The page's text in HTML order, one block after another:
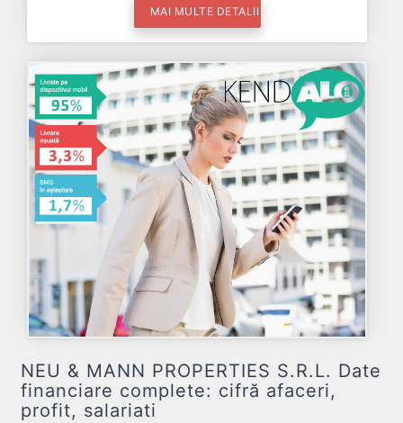
MAI MULTE DETALII
NEU & MANN PROPERTIES S.R.L. Date
financiare complete: cifră afaceri,
profit, salariati